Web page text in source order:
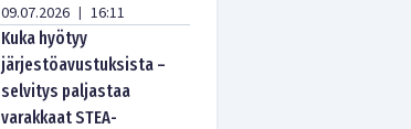
09.07.2026 | 16:11
Kuka hyötyy
järjestöavustuksista –
selvitys paljastaa
varakkaat STEA-